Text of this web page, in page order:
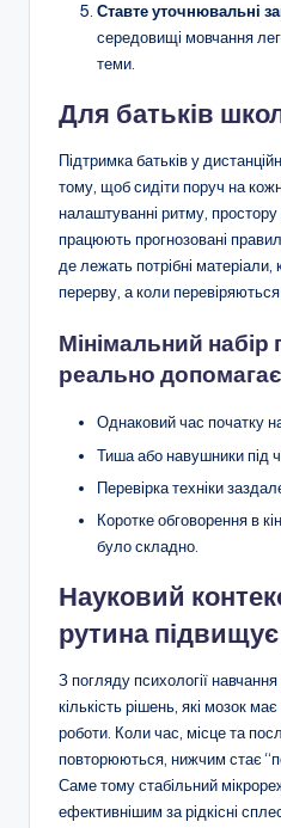
Ставте уточнювальні
середовищі мовчання
теми.
Для батьків
Підтримка батьків у
тому, щоб сидіти поруч на
налаштуванні ритму,
працюють прогнозовані
де лежать потрібні
перерву, а коли
Мінімальний
реально допомагає
Однаковий час початку
Тиша або навушники під
Перевірка техніки
Коротке обговорення в
було складно.
Науковий
рутина
З погляду психології
кількість рішень, які мозок
роботи. Коли час, місце та
повторюються, нижчим стає
Саме тому стабільний
ефективнішим за рідкісні